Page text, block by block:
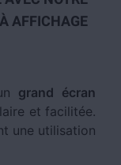
AFFICHAGE
grand écran
et facilitée.
une utilisation